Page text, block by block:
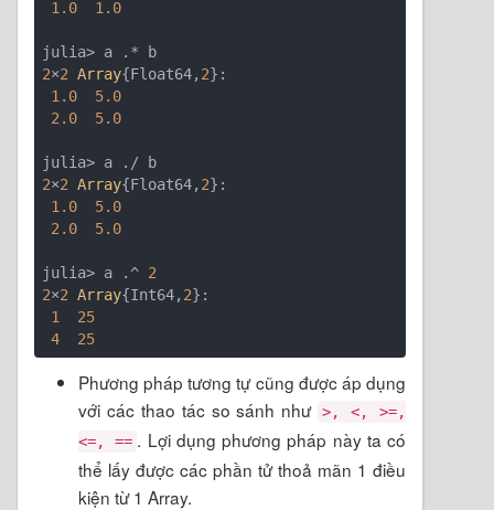
1.0
1.0
2×2 Array{Float64, 2}:
1.0
5.0
2.0
5.0
2×2 Array{Float64, 2}:
1.0
5.0
2.0
5.0
julia> a .^ 2
2×2 Array{Int64, 2}:
1
25
4
25
Phương pháp tương tự cũng được áp dụng
với các thao tác so sánh như >, <, >=,
<=, == . Lợi dụng phương pháp này ta có
thể lấy được các phần tử thoả mãn 1 điều
kiện từ 1 Array.